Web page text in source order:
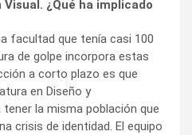
¿Qué ha implicado
facultad que tenía casi 100
de golpe incorpora estas
a corto plazo es que
en Diseño y
la misma población que
crisis de identidad. El equipo